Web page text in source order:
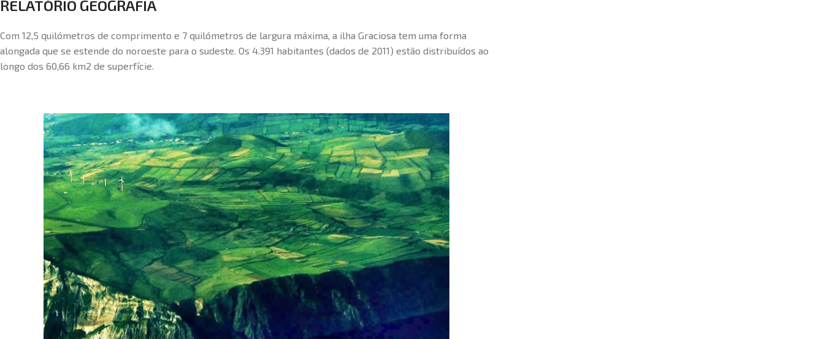
RELATÓRIO GEOGRAFIA
Com 12,5 quilómetros de comprimento e 7 quilómetros de largura máxima, a ilha Graciosa tem uma forma
alongada que se estende do noroeste para o sudeste. Os 4.391 habitantes (dados de 2011) estão distribuídos ao
longo dos 60,66 km2 de superfície.